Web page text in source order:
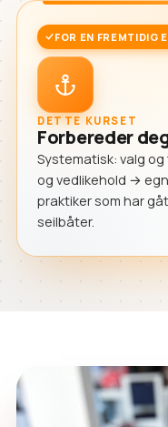
FOR EN FREMTIDIG
DETTE KURSET
Forbereder
Systematisk: valg
og vedlikehold →
praktiker som har
seilbåter.